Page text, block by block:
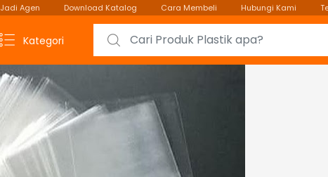
Jadi Agen Download Katalog Cara Membeli Hubungi Kami
Kategori
Search for: